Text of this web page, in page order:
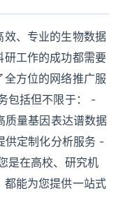
、专业的生物数据
研工作的成功都需要
方位的网络推广服
包括但不限于： -
质量基因表达谱数据
供定制化分析服务 -
是在高校、研究机
能为您提供一站式